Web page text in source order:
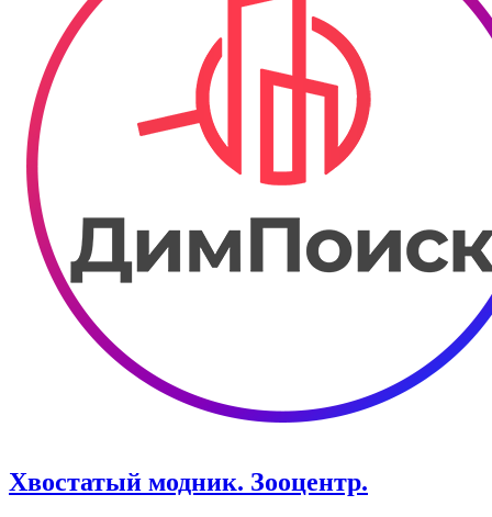
Хвостатый модник. Зооцентр.